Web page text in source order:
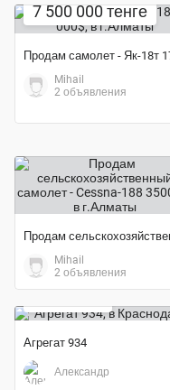
7 500 000 тенге
Mihail
2 объявления
Mihail
2 объявления
Агрегат 934
Александр